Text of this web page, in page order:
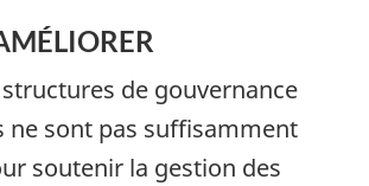
de gouvernance
ne sont pas suffisamment
soutenir la gestion des